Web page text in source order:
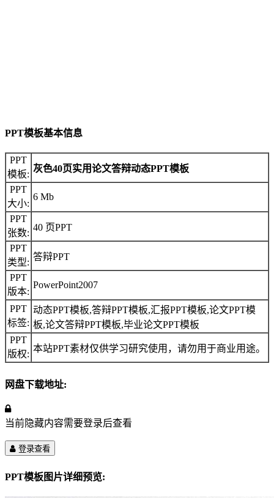
PPT模板基本信息
PPT
模板:
灰色40页实用论文答辩动态PPT模板
PPT
大小:
6 Mb
PPT
张数:
40 页PPT
PPT
类型:
答辩PPT
PPT
版本:
PowerPoint2007
PPT
标签:
动态PPT模板,答辩PPT模板,汇报PPT模板,论文PPT模
板,论文答辩PPT模板,毕业论文PPT模板
PPT
版权:
本站PPT素材仅供学习研究使用，请勿用于商业用途。
网盘下载地址:
当前隐藏内容需要登录后查看
登录查看
PPT模板图片详细预览: